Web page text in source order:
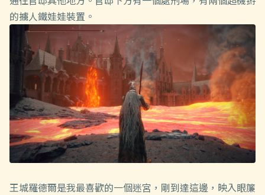
的擄人鐵娃娃裝置。
王城羅德爾是我最喜歡的一個迷宮，剛到達這邊，映入眼簾